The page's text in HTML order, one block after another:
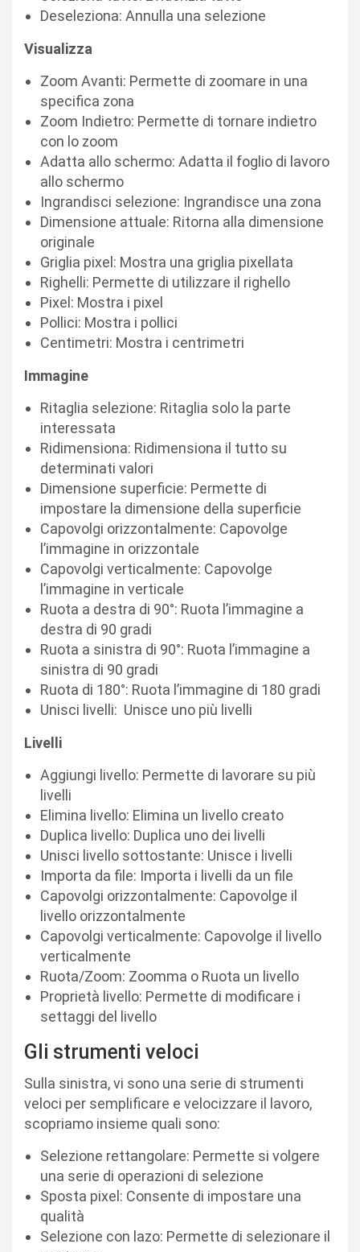
Deseleziona: Annulla una selezione
Visualizza
Zoom Avanti: Permette di zoomare in una
specifica zona
Zoom Indietro: Permette di tornare indietro
con lo zoom
Adatta allo schermo: Adatta il foglio di lavoro
allo schermo
Ingrandisci selezione: Ingrandisce una zona
Dimensione attuale: Ritorna alla dimensione
originale
Griglia pixel: Mostra una griglia pixellata
Righelli: Permette di utilizzare il righello
Pixel: Mostra i pixel
Pollici: Mostra i pollici
Centimetri: Mostra i centrimetri
Immagine
Ritaglia selezione: Ritaglia solo la parte
interessata
Ridimensiona: Ridimensiona il tutto su
determinati valori
Dimensione superficie: Permette di
impostare la dimensione della superficie
Capovolgi orizzontalmente: Capovolge
l’immagine in orizzontale
Capovolgi verticalmente: Capovolge
l’immagine in verticale
Ruota a destra di 90°: Ruota l’immagine a
destra di 90 gradi
Ruota a sinistra di 90°: Ruota l’immagine a
sinistra di 90 gradi
Ruota di 180°: Ruota l’immagine di 180 gradi
Unisci livelli: Unisce uno più livelli
Livelli
Aggiungi livello: Permette di lavorare su più
livelli
Elimina livello: Elimina un livello creato
Duplica livello: Duplica uno dei livelli
Unisci livello sottostante: Unisce i livelli
Importa da file: Importa i livelli da un file
Capovolgi orizzontalmente: Capovolge il
livello orizzontalmente
Capovolgi verticalmente: Capovolge il livello
verticalmente
Ruota/Zoom: Zoomma o Ruota un livello
Proprietà livello: Permette di modificare i
settaggi del livello
Gli strumenti veloci
Sulla sinistra, vi sono una serie di strumenti
veloci per semplificare e velocizzare il lavoro,
scopriamo insieme quali sono:
Selezione rettangolare: Permette si volgere
una serie di operazioni di selezione
Sposta pixel: Consente di impostare una
qualità
Selezione con lazo: Permette di selezionare il